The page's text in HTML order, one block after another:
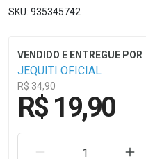
935345742
JEQUITI OFICIAL
R$ 34,90
R$ 19,90
REMOVER UMA